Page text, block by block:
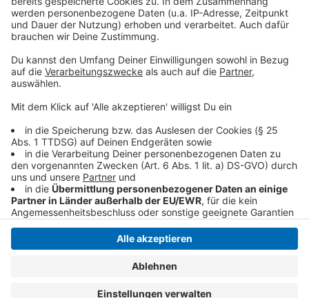
mit einem Plakat auf die Windschutzscheibe des
Autos geschlagen haben. Anschließend ist der
Unbekannte weggefahren. Die Ermittler wollen das
Motiv des Unbekannten aufklären.
Anzeige
Anzeige